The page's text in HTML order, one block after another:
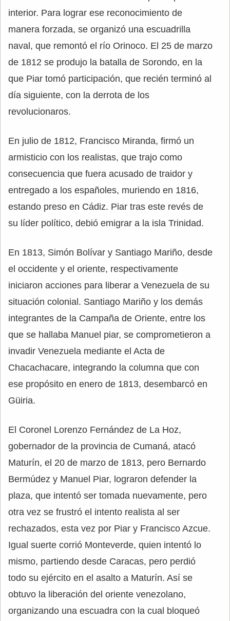
interior. Para lograr ese reconocimiento de
manera forzada, se organizó una escuadrilla
naval, que remontó el río Orinoco. El 25 de marzo
de 1812 se produjo la batalla de Sorondo, en la
que Piar tomó participación, que recién terminó al
día siguiente, con la derrota de los
revolucionaros.
En julio de 1812, Francisco Miranda, firmó un
armisticio con los realistas, que trajo como
consecuencia que fuera acusado de traidor y
entregado a los españoles, muriendo en 1816,
estando preso en Cádiz. Piar tras este revés de
su líder político, debió emigrar a la isla Trinidad.
En 1813, Simón Bolívar y Santiago Mariño, desde
el occidente y el oriente, respectivamente
iniciaron acciones para liberar a Venezuela de su
situación colonial. Santiago Mariño y los demás
integrantes de la Campaña de Oriente, entre los
que se hallaba Manuel piar, se comprometieron a
invadir Venezuela mediante el Acta de
Chacachacare, integrando la columna que con
ese propósito en enero de 1813, desembarcó en
Güiria.
El Coronel Lorenzo Fernández de La Hoz,
gobernador de la provincia de Cumaná, atacó
Maturín, el 20 de marzo de 1813, pero Bernardo
Bermúdez y Manuel Piar, lograron defender la
plaza, que intentó ser tomada nuevamente, pero
otra vez se frustró el intento realista al ser
rechazados, esta vez por Piar y Francisco Azcue.
Igual suerte corrió Monteverde, quien intentó lo
mismo, partiendo desde Caracas, pero perdió
todo su ejército en el asalto a Maturín. Así se
obtuvo la liberación del oriente venezolano,
organizando una escuadra con la cual bloqueó